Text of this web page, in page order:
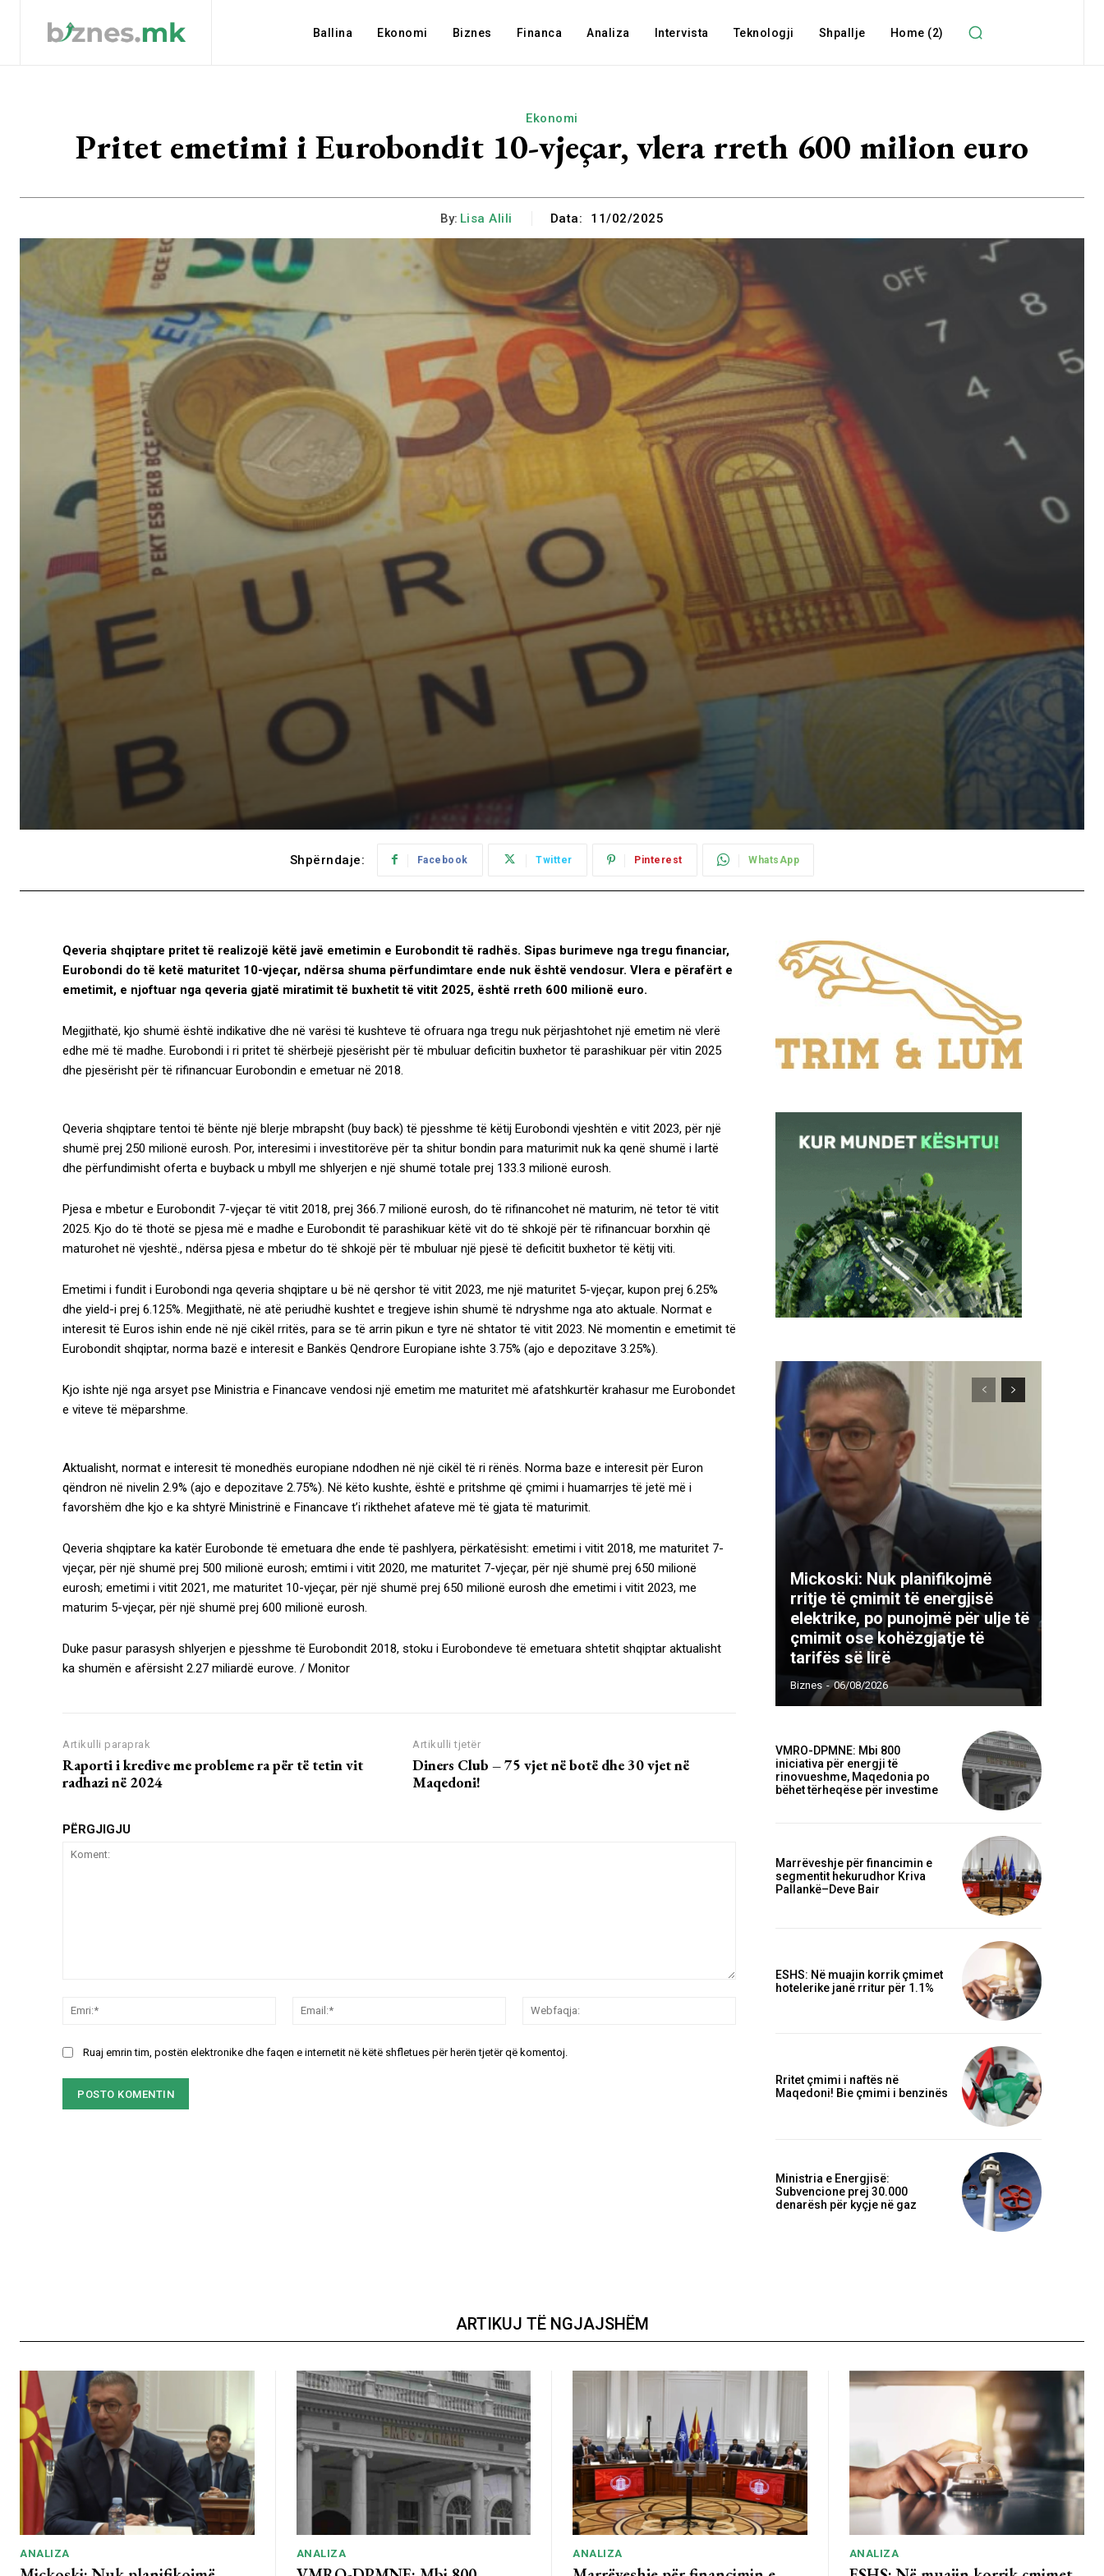
Ballina Ekonomi Biznes Financa Analiza Intervista Teknologji Shpallje Home (2)
Ekonomi
Pritet emetimi i Eurobondit 10-vjeçar, vlera rreth 600 milion euro
By: Lisa Alili Data: 11/02/2025
Shpërndaje: Facebook Twitter Pinterest WhatsApp
Qeveria shqiptare pritet të realizojë këtë javë emetimin e Eurobondit të radhës. Sipas burimeve nga tregu financiar,
Eurobondi do të ketë maturitet 10-vjeçar, ndërsa shuma përfundimtare ende nuk është vendosur. Vlera e përafërt e
emetimit, e njoftuar nga qeveria gjatë miratimit të buxhetit të vitit 2025, është rreth 600 milionë euro.
Megjithatë, kjo shumë është indikative dhe në varësi të kushteve të ofruara nga tregu nuk përjashtohet një emetim në vlerë
edhe më të madhe. Eurobondi i ri pritet të shërbejë pjesërisht për të mbuluar deficitin buxhetor të parashikuar për vitin 2025
dhe pjesërisht për të rifinancuar Eurobondin e emetuar në 2018.
Qeveria shqiptare tentoi të bënte një blerje mbrapsht (buy back) të pjesshme të këtij Eurobondi vjeshtën e vitit 2023, për një
shumë prej 250 milionë eurosh. Por, interesimi i investitorëve për ta shitur bondin para maturimit nuk ka qenë shumë i lartë
dhe përfundimisht oferta e buyback u mbyll me shlyerjen e një shumë totale prej 133.3 milionë eurosh.
Pjesa e mbetur e Eurobondit 7-vjeçar të vitit 2018, prej 366.7 milionë eurosh, do të rifinancohet në maturim, në tetor të vitit
2025. Kjo do të thotë se pjesa më e madhe e Eurobondit të parashikuar këtë vit do të shkojë për të rifinancuar borxhin që
maturohet në vjeshtë., ndërsa pjesa e mbetur do të shkojë për të mbuluar një pjesë të deficitit buxhetor të këtij viti.
Emetimi i fundit i Eurobondi nga qeveria shqiptare u bë në qershor të vitit 2023, me një maturitet 5-vjeçar, kupon prej 6.25%
dhe yield-i prej 6.125%. Megjithatë, në atë periudhë kushtet e tregjeve ishin shumë të ndryshme nga ato aktuale. Normat e
interesit të Euros ishin ende në një cikël rritës, para se të arrin pikun e tyre në shtator të vitit 2023. Në momentin e emetimit të
Eurobondit shqiptar, norma bazë e interesit e Bankës Qendrore Europiane ishte 3.75% (ajo e depozitave 3.25%).
Kjo ishte një nga arsyet pse Ministria e Financave vendosi një emetim me maturitet më afatshkurtër krahasur me Eurobondet
e viteve të mëparshme.
Aktualisht, normat e interesit të monedhës europiane ndodhen në një cikël të ri rënës. Norma baze e interesit për Euron
qëndron në nivelin 2.9% (ajo e depozitave 2.75%). Në këto kushte, është e pritshme që çmimi i huamarrjes të jetë më i
favorshëm dhe kjo e ka shtyrë Ministrinë e Financave t’i rikthehet afateve më të gjata të maturimit.
Qeveria shqiptare ka katër Eurobonde të emetuara dhe ende të pashlyera, përkatësisht: emetimi i vitit 2018, me maturitet 7-
vjeçar, për një shumë prej 500 milionë eurosh; emtimi i vitit 2020, me maturitet 7-vjeçar, për një shumë prej 650 milionë
eurosh; emetimi i vitit 2021, me maturitet 10-vjeçar, për një shumë prej 650 milionë eurosh dhe emetimi i vitit 2023, me
maturim 5-vjeçar, për një shumë prej 600 milionë eurosh.
Duke pasur parasysh shlyerjen e pjesshme të Eurobondit 2018, stoku i Eurobondeve të emetuara shtetit shqiptar aktualisht
ka shumën e afërsisht 2.27 miliardë eurove. / Monitor
Artikulli paraprak
Raporti i kredive me probleme ra për të tetin vit
radhazi në 2024
Artikulli tjetër
Diners Club – 75 vjet në botë dhe 30 vjet në
Maqedoni!
PËRGJIGJU
Emri:*
Email:*
Ruaj emrin tim, postën elektronike dhe faqen e internetit në këtë shfletues për herën tjetër që komentoj.
Mickoski: Nuk planifikojmë
rritje të çmimit të energjisë
elektrike, po punojmë për ulje të
çmimit ose kohëzgjatje të
tarifës së lirë
Biznes - 06/08/2026
VMRO-DPMNE: Mbi 800
iniciativa për energji të
rinovueshme, Maqedonia po
bëhet tërheqëse për investime
Marrëveshje për financimin e
segmentit hekurudhor Kriva
Pallankë–Deve Bair
ESHS: Në muajin korrik çmimet
hotelerike janë rritur për 1.1%
Rritet çmimi i naftës në
Maqedoni! Bie çmimi i benzinës
Ministria e Energjisë:
Subvencione prej 30.000
denarësh për kyçje në gaz
ARTIKUJ TË NGJAJSHËM
ANALIZA ANALIZA ANALIZA ANALIZA